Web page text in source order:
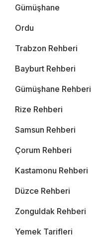
Gümüşhane
Ordu
Trabzon Rehberi
Bayburt Rehberi
Gümüşhane Rehberi
Rize Rehberi
Samsun Rehberi
Çorum Rehberi
Kastamonu Rehberi
Düzce Rehberi
Zonguldak Rehberi
Yemek Tarifleri